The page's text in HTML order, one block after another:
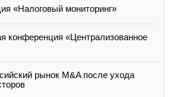
«Налоговый мониторинг»
конференция «Централизованное
рынок M&A после ухода